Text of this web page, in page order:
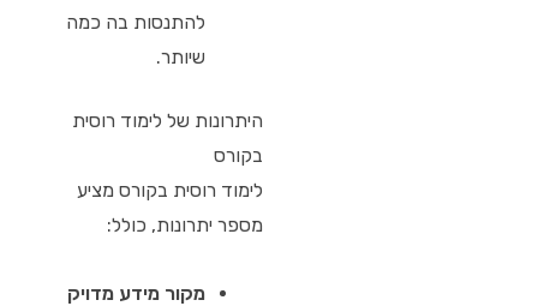
להתנסות בה כמה
שיותר.
היתרונות של לימוד רוסית
בקורס
לימוד רוסית בקורס מציע
מספר יתרונות, כולל:
מקור מידע מדויק